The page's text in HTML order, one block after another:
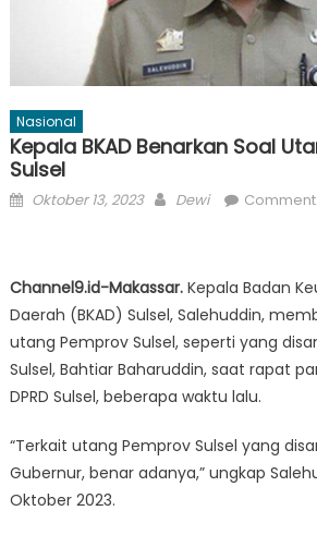
Nasional
Kepala BKAD Benarkan Soal
Sulsel
Posted
Oktober 13, 2023 Author
Dewi
Channel9.id-Makassar.Kepala Badan
Daerah (BKAD) Sulsel, Salehuddin,
utang Pemprov Sulsel, seperti yang
Sulsel, Bahtiar Baharuddin, saat rapat
DPRD Sulsel, beberapa waktu lalu.
“Terkait utang Pemprov Sulsel yang
Gubernur, benar adanya,” ungkap
Oktober 2023.